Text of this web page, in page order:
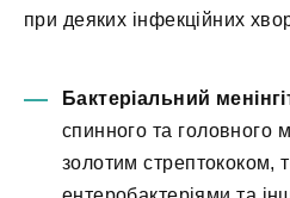
при деяких інфекційних
Бактеріальний
спинного та головного
золотим стрептококом,